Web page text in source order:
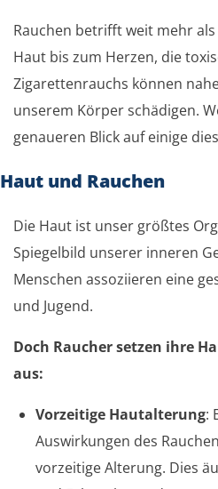
Rauchen betrifft weit mehr
Haut bis zum Herzen, die
Zigarettenrauchs können
unserem Körper schädigen.
genaueren Blick auf einige
Haut und Rauchen
Die Haut ist unser größtes
Spiegelbild unserer inneren
Menschen assoziieren eine
und Jugend.
Doch Raucher setzen ihre
aus:
Vorzeitige Hautalterung:
Auswirkungen des
vorzeitige Alterung. Dies